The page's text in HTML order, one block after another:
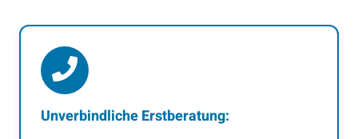
Unverbindliche Erstberatung: